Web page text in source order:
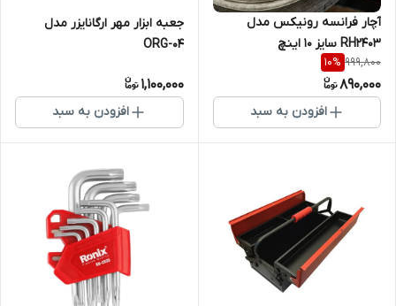
آچار فرانسه رونیکس مدل
RH2403 سایز ۱۰ اینچ
999,800
10%
890,000
افزودن به سبد
جعبه ابزار مهر ارگانایزر مدل
ORG-04
1,100,000
افزودن به سبد